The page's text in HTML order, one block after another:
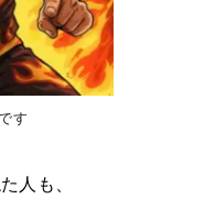
す
人も、